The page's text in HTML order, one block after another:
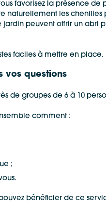
favorisez la présence de
naturellement les chenilles
peuvent offrir un abri
faciles à mettre en place.
vos questions
de groupes de 6 à 10
comment :
;
bénéficier de ce